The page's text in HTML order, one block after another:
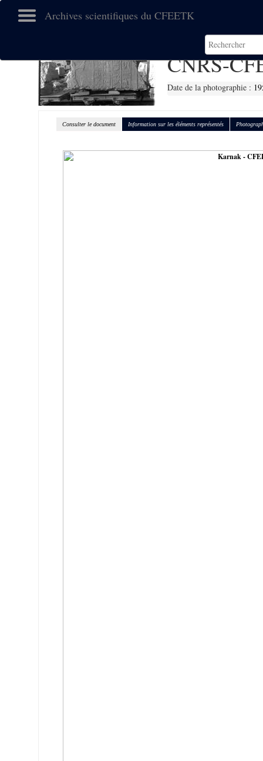
Archives scientifiques du CFEETK
CNRS-
Date de la photographie :
Consulter le document Information sur les éléments représentés